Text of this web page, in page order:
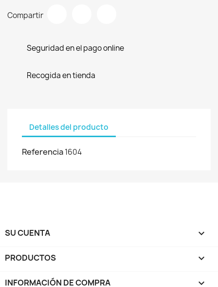
Compartir
Seguridad en el pago online
Recogida en tienda
Detalles del producto
Referencia1604
SU CUENTA 
PRODUCTOS 
INFORMACIÓN DE COMPRA 